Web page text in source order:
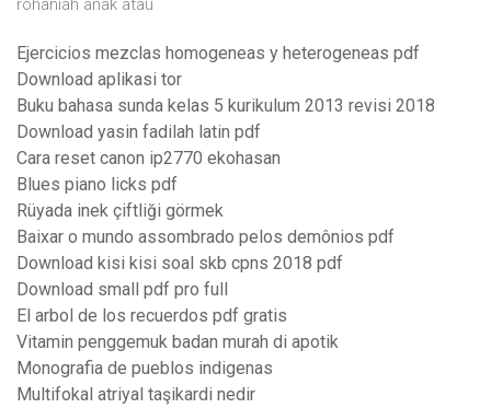
rohaniah anak atau
Ejercicios mezclas homogeneas y heterogeneas pdf
Download aplikasi tor
Buku bahasa sunda kelas 5 kurikulum 2013 revisi 2018
Download yasin fadilah latin pdf
Cara reset canon ip2770 ekohasan
Blues piano licks pdf
Rüyada inek çiftliği görmek
Baixar o mundo assombrado pelos demônios pdf
Download kisi kisi soal skb cpns 2018 pdf
Download small pdf pro full
El arbol de los recuerdos pdf gratis
Vitamin penggemuk badan murah di apotik
Monografia de pueblos indigenas
Multifokal atriyal taşikardi nedir